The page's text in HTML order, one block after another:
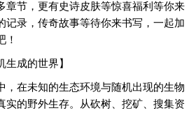
章节，更有史诗皮肤等惊喜福利等你来
记录，传奇故事等待你来书写，一起加
！
生成的世界】
，在未知的生态环境与随机出现的生物
实的野外生存。从砍树、挖矿、搜集资